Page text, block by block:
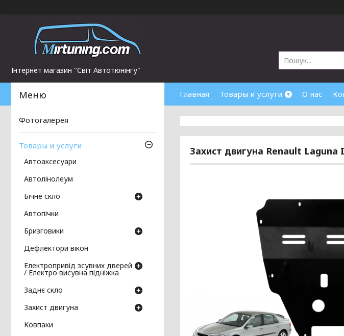
Інтернет магазин "Світ Автотюнінгу"
Главная Товары и услуги О нас
Захист двигуна Renault Laguna
Фотогалерея
Товары и услуги
Автоаксесуари
Автолінолеум
Бічне скло
Автопічки
Бризговики
Дефлектори вікон
Електропривід зсувних дверей
/ Електро висувна підніжка
Заднє скло
Захист двигуна
Ковпаки